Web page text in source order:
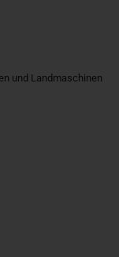
und Landmaschinen